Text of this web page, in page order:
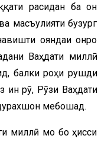
расидан ба он
масъулияти бузург
ояндаи онро
Ваҳдати миллӣ
балки роҳи рушди
ин рӯ, Рӯзи Ваҳдати
мебошад.
миллӣ мо бо ҳисси